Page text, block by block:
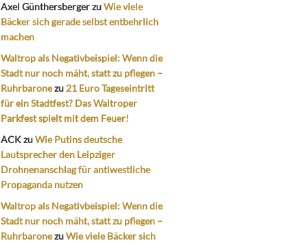
Axel GünthersbergerzuWie viele
Bäcker sich gerade selbst entbehrlich
machen
Waltrop als Negativbeispiel: Wenn die
Stadt nur noch mäht, statt zu pflegen –
Ruhrbaronezu 21 Euro Tageseintritt
für ein Stadtfest? Das Waltroper
Parkfest spielt mit dem Feuer!
ACKzuWie Putins deutsche
Lautsprecher den Leipziger
Drohnenanschlag für antiwestliche
Propaganda nutzen
Waltrop als Negativbeispiel: Wenn die
Stadt nur noch mäht, statt zu pflegen –
RuhrbaronezuWie viele Bäcker sich